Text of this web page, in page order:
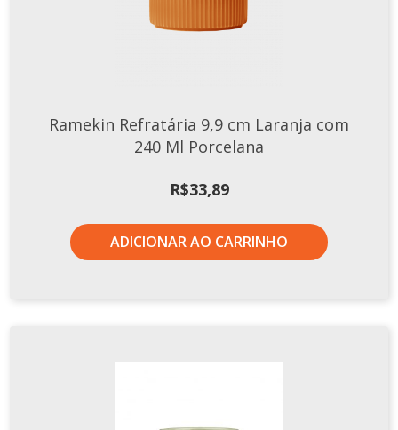
Ramekin Refratária 9,9 cm Laranja com
240 Ml Porcelana
R$33,89
ADICIONAR AO CARRINHO